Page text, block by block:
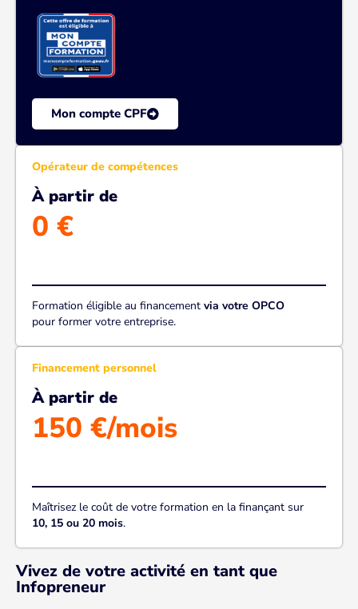
Mon compte CPF
Opérateur de compétences
À partir de
0 €
Formation éligible au financement via votre OPCO
pour former votre entreprise.
Financement personnel
À partir de
150 €/mois
Maîtrisez le coût de votre formation en la finançant sur
10, 15 ou 20 mois.
Vivez de votre activité en tant que
Infopreneur